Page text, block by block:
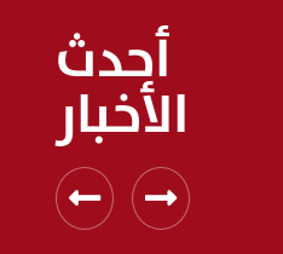
أحدث
الأخبار